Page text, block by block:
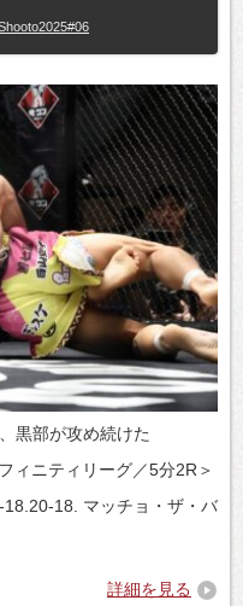
黒部が攻め続けた
ィニティリーグ／5分2R＞
18. マッチョ・ザ・バ
詳細を見る